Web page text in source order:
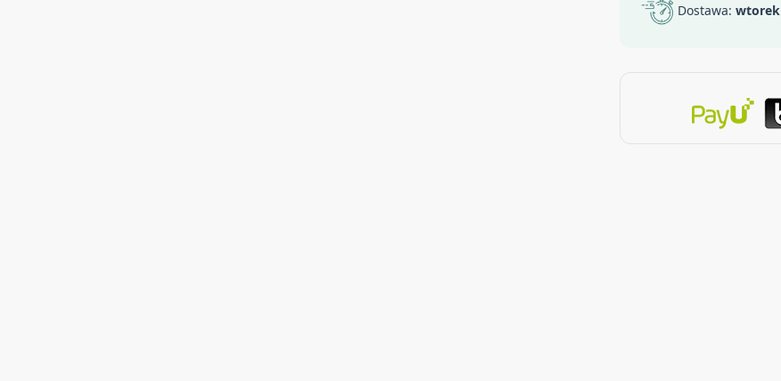
Dostawa:wtorek